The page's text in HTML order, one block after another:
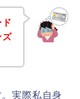
ズ
実際私自身